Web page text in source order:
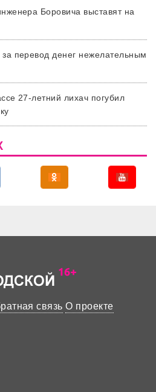
Боровича выставят на
перевод денег нежелательным
27-летний лихач погубил
связь О проекте